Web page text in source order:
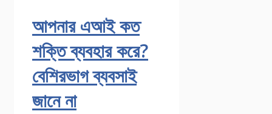
আপনার এআই কত
শক্তি ব্যবহার করে?
বেশিরভাগ ব্যবসাই
জানে না